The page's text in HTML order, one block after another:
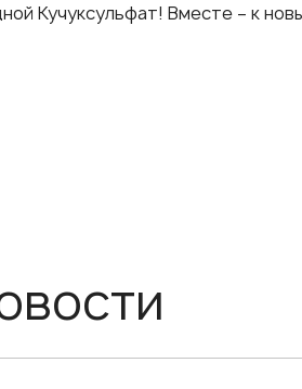
Кучуксульфат! Вместе – к